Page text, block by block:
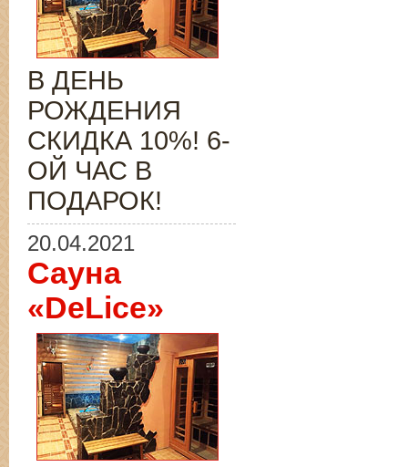
В ДЕНЬ
РОЖДЕНИЯ
СКИДКА 10%! 6-
ОЙ ЧАС В
ПОДАРОК!
20.04.2021
Сауна
«DeLice»